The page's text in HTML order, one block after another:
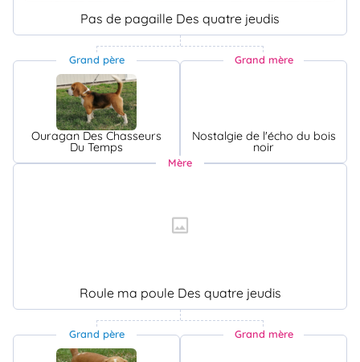
Pas de pagaille Des quatre jeudis
Grand père
Ouragan Des Chasseurs
Du Temps
Grand mère
Nostalgie de l'écho du bois
noir
Mère
Roule ma poule Des quatre jeudis
Grand père Grand mère